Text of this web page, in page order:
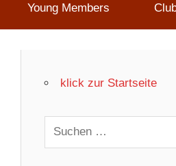
Young Members
klick zur Startseite
Suchen
nach: